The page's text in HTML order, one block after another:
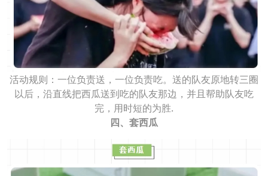
活动规则：一位负责送，一位负责吃。送的队友原地转三圈
以后，沿直线把西瓜送到吃的队友那边，并且帮助队友吃
完，用时短的为胜.
四、套西瓜